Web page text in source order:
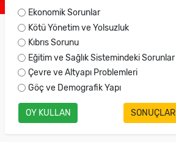
Ekonomik Sorunlar
Kötü Yönetim ve Yolsuzluk
Kıbrıs Sorunu
Eğitim ve Sağlık Sistemindeki Sorunlar
Çevre ve Altyapı Problemleri
Göç ve Demografik Yapı
OY KULLAN SONUÇLAR